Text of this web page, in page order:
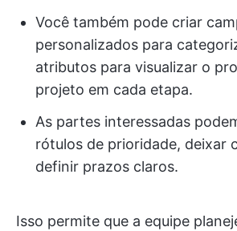
Você também pode criar
personalizados para
atributos para visualizar o
projeto em cada etapa.
As partes interessadas
rótulos de prioridade, deixar
definir prazos claros.
Isso permite que a equipe